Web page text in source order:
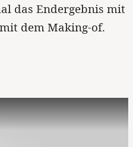
das Endergebnis mit
dem Making-of.